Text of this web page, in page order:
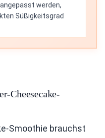
werden,
Süßigkeitsgrad
Cheesecake-
Smoothie brauchst